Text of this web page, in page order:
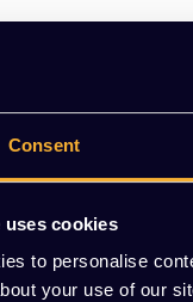
Consent
uses cookies
to personalise
your use of our
in gepolijst, zwart
online of vraag
of